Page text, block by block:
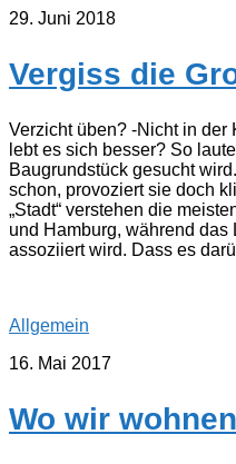
29. Juni 2018
Vergiss die
Verzicht üben? -Nicht in der
lebt es sich besser? So
Baugrundstück gesucht
schon, provoziert sie doch
„Stadt“ verstehen die
und Hamburg, während
assoziiert wird. Dass es
Allgemein
16. Mai 2017
Wo wir